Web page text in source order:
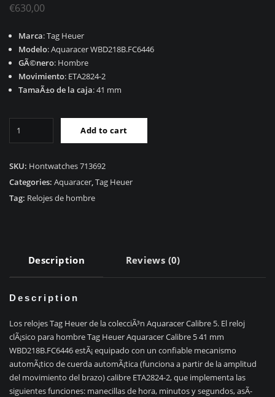
€630,00
Marca: Tag Heuer
Modelo: Aquaracer WBD218B.FC6446
GÃ©nero: Hombre
Movimiento: ETA2824-2
TamaÃ±o de la caja: 41 mm
Aquaracer
Calibre
41mm
Add to cart
SKU: Hontwatches 713692
Categories: Aquaracer,Tag Heuer
Tag: Relojes de hombre
Description Reviews (0)
Description
Los relojes Tag Heuer de la colecciÃ³n Aquaracer Calibre 5. El reloj
clÃ¡sico para hombre Tag Heuer Aquaracer Calibre 5 41 mm
WBD218B.FC6446 estÃ¡ equipado con un confiable mecanismo
automÃ¡tico de cuerda automÃ¡tica (funciona a partir de la amplitud
del movimiento del brazo) calibre ETA2824-2, que implementa las
siguientes funciones: manecillas de hora, minutos y segundos, asÃ­